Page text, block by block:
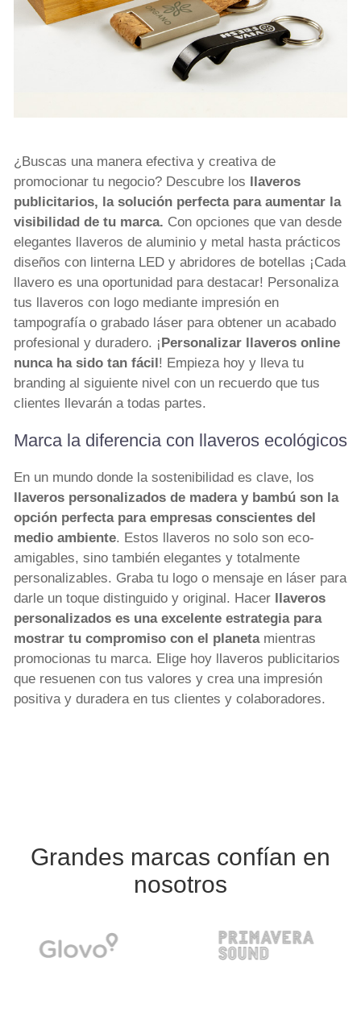
¿Buscas una manera efectiva y creativa de
promocionar tu negocio? Descubre los llaveros
publicitarios, la solución perfecta para aumentar la
visibilidad de tu marca. Con opciones que van desde
elegantes llaveros de aluminio y metal hasta prácticos
diseños con linterna LED y abridores de botellas ¡Cada
llavero es una oportunidad para destacar! Personaliza
tus llaveros con logo mediante impresión en
tampografía o grabado láser para obtener un acabado
profesional y duradero. ¡Personalizar llaveros online
nunca ha sido tan fácil! Empieza hoy y lleva tu
branding al siguiente nivel con un recuerdo que tus
clientes llevarán a todas partes.
Marca la diferencia con llaveros ecológicos
En un mundo donde la sostenibilidad es clave, los
llaveros personalizados de madera y bambú son la
opción perfecta para empresas conscientes del
medio ambiente. Estos llaveros no solo son eco-
amigables, sino también elegantes y totalmente
personalizables. Graba tu logo o mensaje en láser para
darle un toque distinguido y original. Hacerllaveros
personalizados es una excelente estrategia para
mostrar tu compromiso con el planetamientras
promocionas tu marca. Elige hoy llaveros publicitarios
que resuenen con tus valores y crea una impresión
positiva y duradera en tus clientes y colaboradores.
Grandes marcas confían en
nosotros